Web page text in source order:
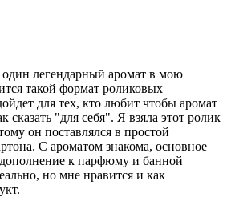
легендарный аромат в мою
такой формат роликовых
для тех, кто любит чтобы аромат
сказать "для себя". Я взяла этот ролик
он поставлялся в простой
С ароматом знакома, основное
к парфюму и банной
но мне нравится и как